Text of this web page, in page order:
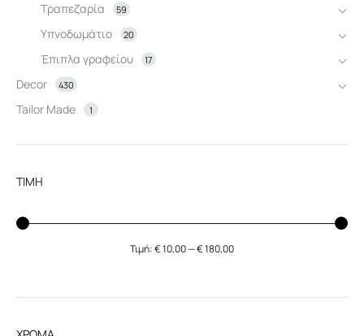
Τραπεζαρία 59
Υπνοδωμάτιο 20
Έπιπλα γραφείου 17
Decor 430
Tailor Made 1
ΤΙΜΗ
Τιμή:€ 10,00—€ 180,00